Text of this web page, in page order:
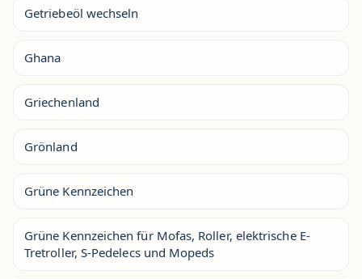
Getriebeöl wechseln
Ghana
Griechenland
Grönland
Grüne Kennzeichen
Grüne Kennzeichen für Mofas, Roller, elektrische E-
Tretroller, S-Pedelecs und Mopeds